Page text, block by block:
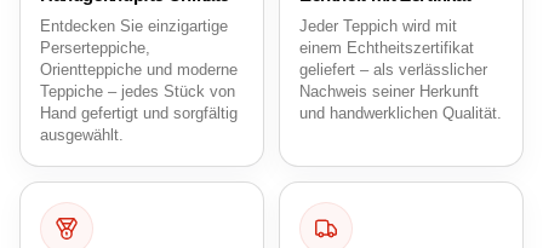
bis zu 60% Rabatt!
Entdecken Sie handgefertigte Perser- und
Orientteppiche, die Ihren Raum in ein Meisterwerk
aus Eleganz und Komfort verwandeln.
Jetzt Kaufen
Entdecken Sie einzigartige
Perserteppiche,
Orientteppiche und moderne
Teppiche – jedes Stück von
Hand gefertigt und sorgfältig
ausgewählt.
Jeder Teppich wird mit
einem Echtheitszertifikat
geliefert – als verlässlicher
Nachweis seiner Herkunft
und handwerklichen Qualität.